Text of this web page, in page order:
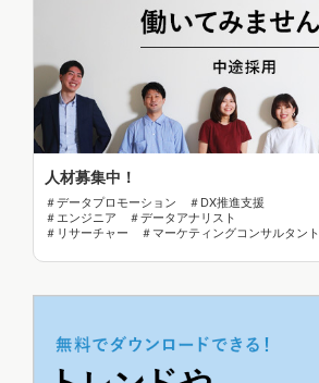
人材募集中！
＃データプロモーション ＃DX推進支援
＃エンジニア ＃データアナリスト
＃リサーチャー ＃マーケティングコンサルタント